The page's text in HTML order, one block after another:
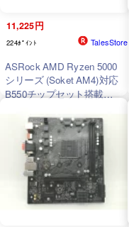
11,225円
224ﾎﾟｲﾝﾄ TalesStore
ASRock AMD Ryzen 5000
シリーズ (Soket AM4)対応
B550チップセット搭載
内正規代理店品B550M